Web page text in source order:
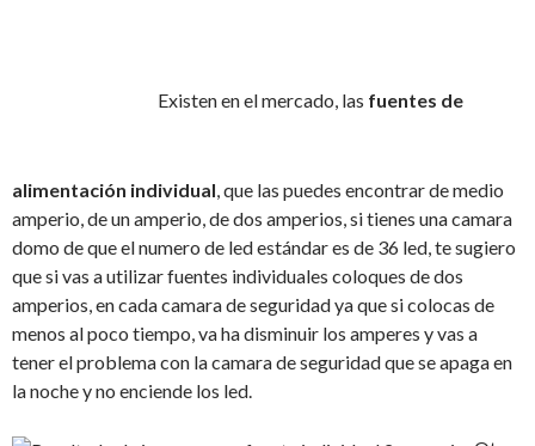
Existen en el mercado, las fuentes de
alimentación individual, que las puedes encontrar de medio
amperio, de un amperio, de dos amperios, si tienes una camara
domo de que el numero de led estándar es de 36 led, te sugiero
que si vas a utilizar fuentes individuales coloques de dos
amperios, en cada camara de seguridad ya que si colocas de
menos al poco tiempo, va ha disminuir los amperes y vas a
tener el problema con la camara de seguridad que se apaga en
la noche y no enciende los led.